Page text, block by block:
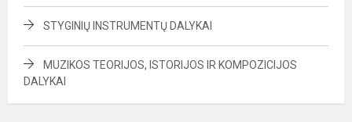
STYGINIŲ INSTRUMENTŲ DALYKAI
MUZIKOS TEORIJOS, ISTORIJOS IR KOMPOZICIJOS
DALYKAI